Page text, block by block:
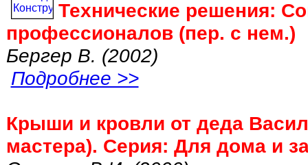
Технические решения:
профессионалов (пер. с нем.)
Бергер В. (2002)
Подробнее >>
Крыши и кровли от деда
мастера). Серия: Для дома и